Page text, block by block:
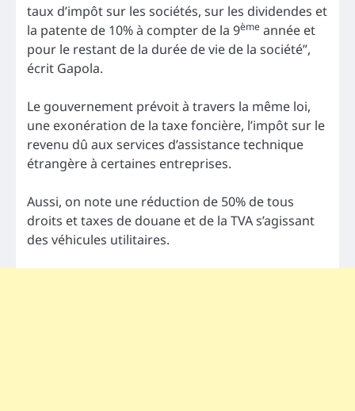
taux d’impôt sur les sociétés, sur les dividendes et
la patente de 10% à compter de la 9ème année et
pour le restant de la durée de vie de la société”,
écrit Gapola.
Le gouvernement prévoit à travers la même loi,
une exonération de la taxe foncière, l’impôt sur le
revenu dû aux services d’assistance technique
étrangère à certaines entreprises.
Aussi, on note une réduction de 50% de tous
droits et taxes de douane et de la TVA s’agissant
des véhicules utilitaires.